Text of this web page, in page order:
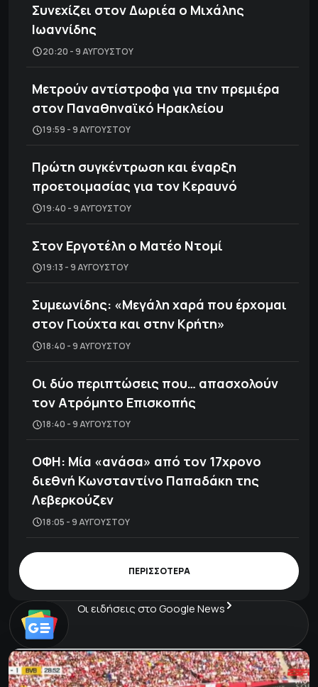
Συνεχίζει στον Δωριέα ο Μιχάλης
Ιωαννίδης
20:20 - 9 ΑΥΓΟΎΣΤΟΥ
Μετρούν αντίστροφα για την πρεμιέρα
στον Παναθηναϊκό Ηρακλείου
19:59 - 9 ΑΥΓΟΎΣΤΟΥ
Πρώτη συγκέντρωση και έναρξη
προετοιμασίας για τον Κεραυνό
19:40 - 9 ΑΥΓΟΎΣΤΟΥ
Στον Εργοτέλη ο Ματέο Ντομί
19:13 - 9 ΑΥΓΟΎΣΤΟΥ
Συμεωνίδης: «Μεγάλη χαρά που έρχομαι
στον Γιούχτα και στην Κρήτη»
18:40 - 9 ΑΥΓΟΎΣΤΟΥ
Οι δύο περιπτώσεις που… απασχολούν
τον Ατρόμητο Επισκοπής
18:40 - 9 ΑΥΓΟΎΣΤΟΥ
ΟΦΗ: Μία «ανάσα» από τον 17χρονο
διεθνή Κωνσταντίνο Παπαδάκη της
Λεβερκούζεν
18:05 - 9 ΑΥΓΟΎΣΤΟΥ
ΠΕΡΙΣΣΟΤΕΡΑ
Οι ειδήσεις στο Google News